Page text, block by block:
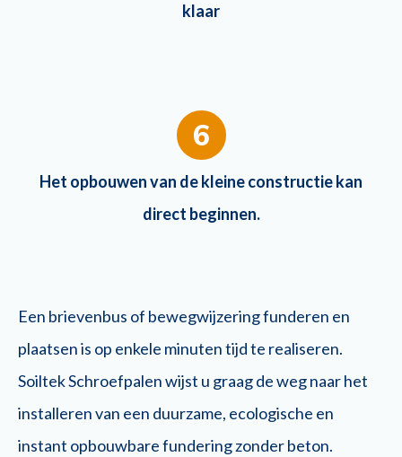
klaar
6
Het opbouwen van de kleine constructie kan
direct beginnen.
Een brievenbus of bewegwijzering funderen en
plaatsen is op enkele minuten tijd te realiseren.
Soiltek Schroefpalen wijst u graag de weg naar het
installeren van een duurzame, ecologische en
instant opbouwbare fundering zonder beton.